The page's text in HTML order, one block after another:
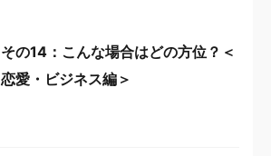
その14：こんな場合はどの方位？＜
恋愛・ビジネス編＞